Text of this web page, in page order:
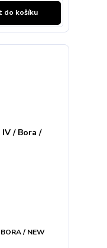
do košíku
/ NEW